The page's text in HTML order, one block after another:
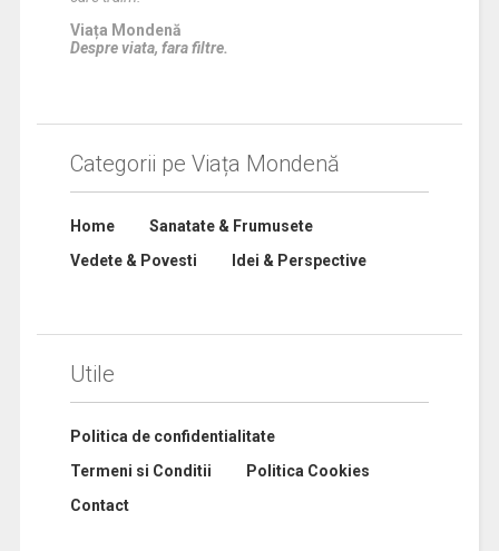
Viața Mondenă
Despre viata, fara filtre.
Categorii pe Viața Mondenă
Home
Sanatate & Frumusete
Vedete & Povesti
Idei & Perspective
Utile
Politica de confidentialitate
Termeni si Conditii
Politica Cookies
Contact